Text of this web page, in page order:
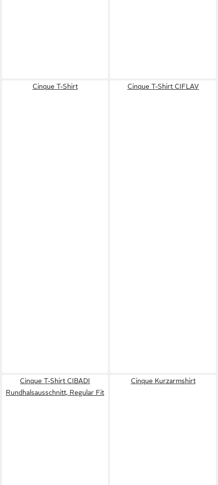
Cinque T-Shirt Cinque T-Shirt CIFLAV
Cinque T-Shirt CIBADI
Rundhalsausschnitt, Regular Fit
Cinque Kurzarmshirt